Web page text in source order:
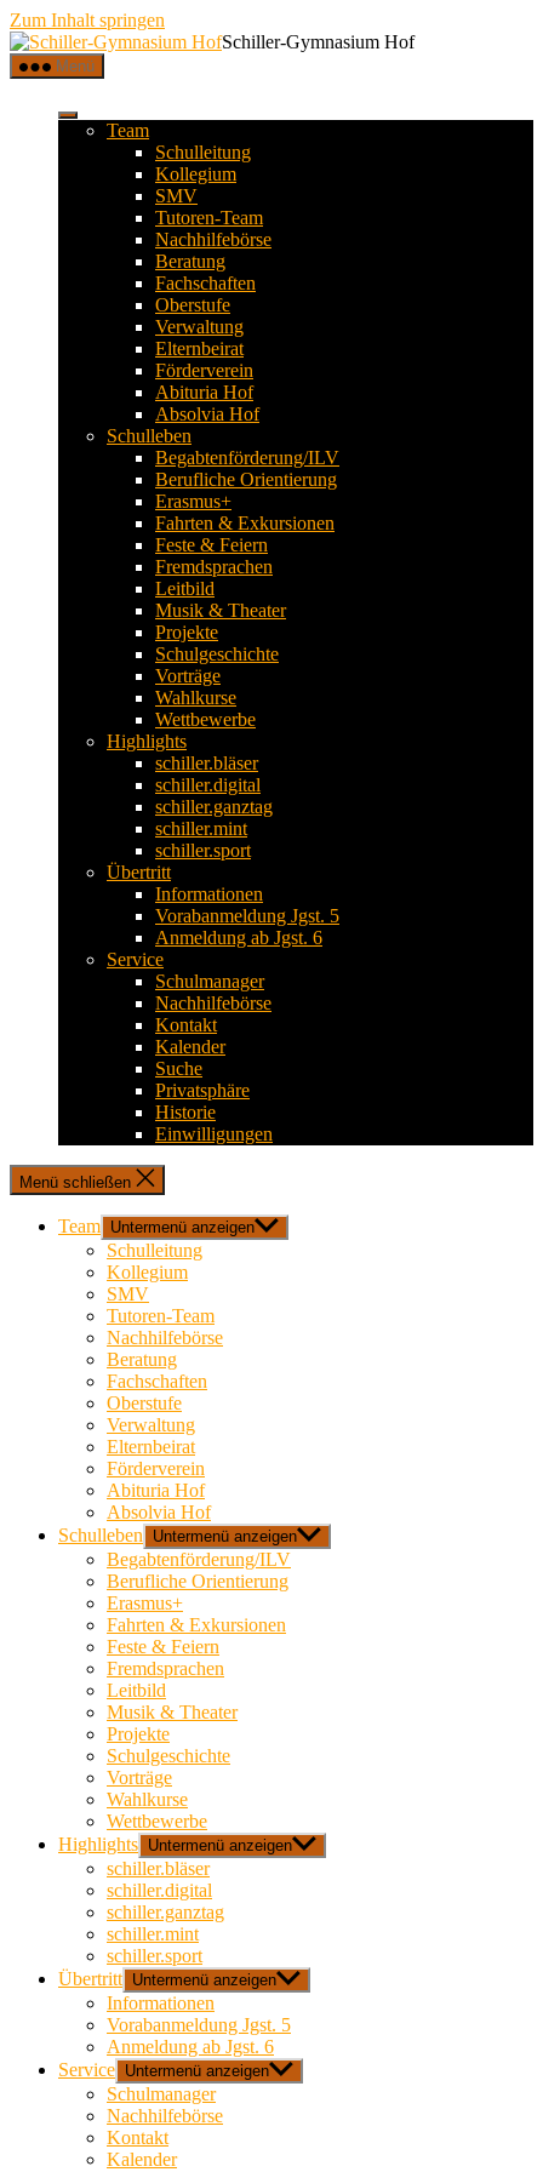
Zum Inhalt springen
Schiller-Gymnasium Hof
Menü
Team
Schulleitung
Kollegium
SMV
Tutoren-Team
Nachhilfebörse
Beratung
Fachschaften
Oberstufe
Verwaltung
Elternbeirat
Förderverein
Abituria Hof
Absolvia Hof
Schulleben
Begabtenförderung/ILV
Berufliche Orientierung
Erasmus+
Fahrten & Exkursionen
Feste & Feiern
Fremdsprachen
Leitbild
Musik & Theater
Projekte
Schulgeschichte
Vorträge
Wahlkurse
Wettbewerbe
Highlights
schiller.bläser
schiller.digital
schiller.ganztag
schiller.mint
schiller.sport
Übertritt
Informationen
Vorabanmeldung Jgst. 5
Anmeldung ab Jgst. 6
Service
Schulmanager
Nachhilfebörse
Kontakt
Kalender
Suche
Privatsphäre
Historie
Einwilligungen
Menü schließen
Team Untermenü anzeigen
Schulleitung
Kollegium
SMV
Tutoren-Team
Nachhilfebörse
Beratung
Fachschaften
Oberstufe
Verwaltung
Elternbeirat
Förderverein
Abituria Hof
Absolvia Hof
Schulleben
Untermenü anzeigen
Begabtenförderung/ILV
Berufliche Orientierung
Erasmus+
Fahrten & Exkursionen
Feste & Feiern
Fremdsprachen
Leitbild
Musik & Theater
Projekte
Schulgeschichte
Vorträge
Wahlkurse
Wettbewerbe
Highlights Untermenü anzeigen
schiller.bläser
schiller.digital
schiller.ganztag
schiller.mint
schiller.sport
Übertritt Untermenü anzeigen
Informationen
Vorabanmeldung Jgst. 5
Anmeldung ab Jgst. 6
Service Untermenü anzeigen
Schulmanager
Nachhilfebörse
Kontakt
Kalender